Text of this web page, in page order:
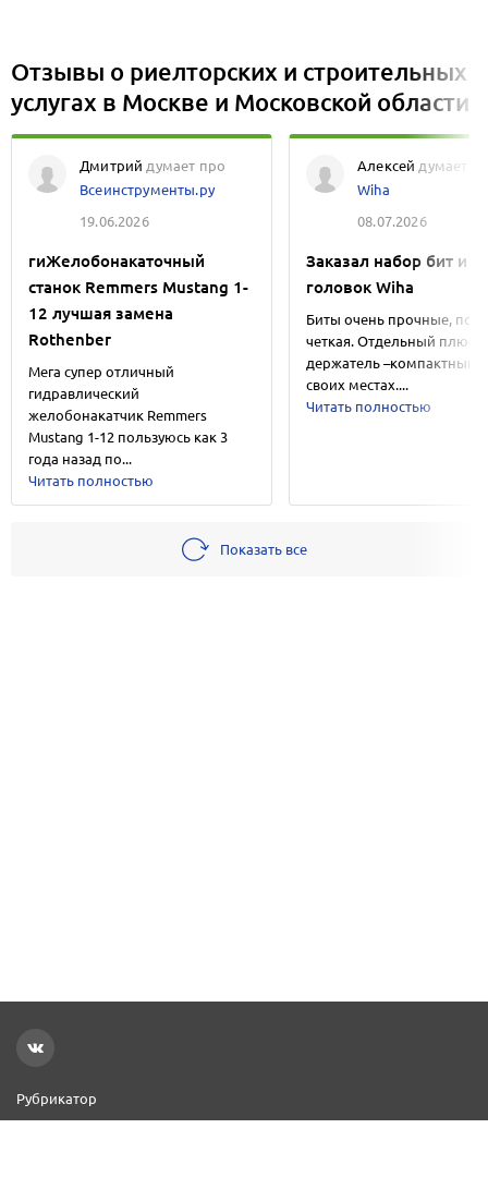
Отзывы о риелторских и строительных
услугах в Москве и Московской области
Дмитрий думает про
Всеинструменты.ру
19.06.2026
гиЖелобонакаточный
станок Remmers Mustang 1-
12 лучшая замена
Rothenber
Мега супер отличный
гидравлический
желобонакатчик Remmers
Mustang 1-12 пользуюсь как 3
года назад по...
Читать полностью
Алексей думает
Wiha
08.07.2026
Заказал набор бит и
головок Wiha
Биты очень прочные,
четкая. Отдельный плюс
держатель –компактный и
своих местах....
Читать полностью
Показать все
Рубрикатор